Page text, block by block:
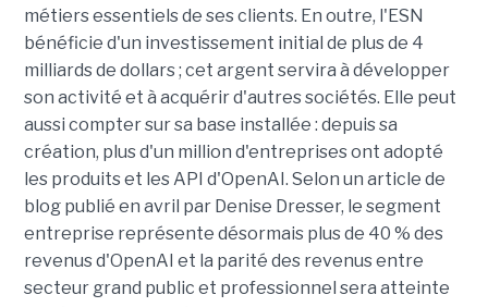
métiers essentiels de ses clients. En outre, l'ESN
bénéficie d'un investissement initial de plus de 4
milliards de dollars ; cet argent servira à développer
son activité et à acquérir d'autres sociétés. Elle peut
aussi compter sur sa base installée : depuis sa
création, plus d'un million d'entreprises ont adopté
les produits et les API d'OpenAI. Selon un article de
blog publié en avril par Denise Dresser, le segment
entreprise représente désormais plus de 40 % des
revenus d'OpenAI et la parité des revenus entre
secteur grand public et professionnel sera atteinte